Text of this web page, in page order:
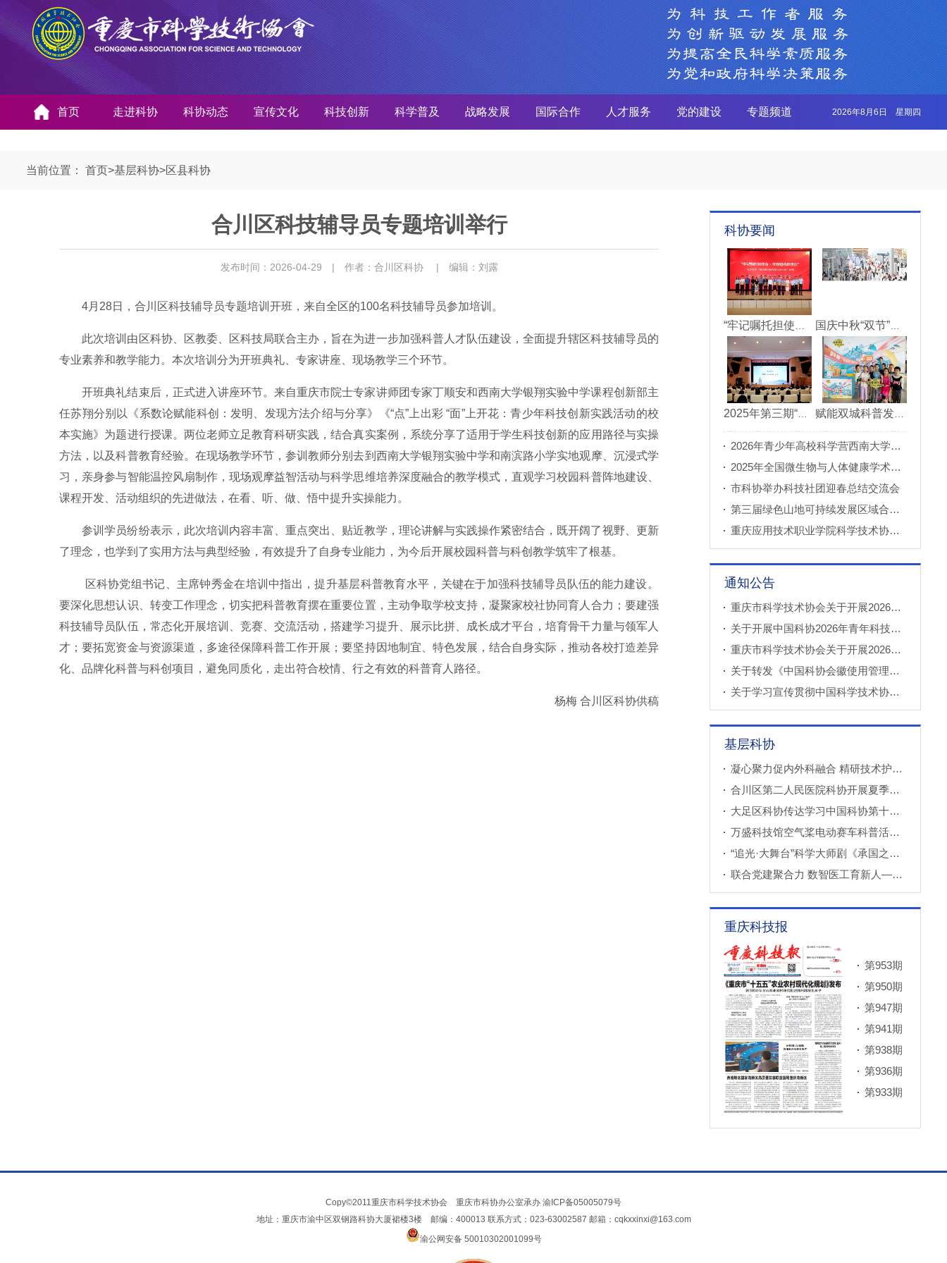
首页 走进科协 科协动态 宣传文化 科技创新 科学普及 战略发展 国际合作 人才服务 党的建设 专题频道 2026年8月6日 星期四
当前位置： 首页>基层科协>区县科协
合川区科技辅导员专题培训举行
发布时间：2026-04-29 | 作者：合川区科协 | 编辑：刘露
4月28日，合川区科技辅导员专题培训开班，来自全区的100名科技辅导员参加培训。
此次培训由区科协、区教委、区科技局联合主办，旨在为进一步加强科普人才队伍建设，全面提升辖区科技辅导员的
专业素养和教学能力。本次培训分为开班典礼、专家讲座、现场教学三个环节。
开班典礼结束后，正式进入讲座环节。来自重庆市院士专家讲师团专家丁顺安和西南大学银翔实验中学课程创新部主
任苏翔分别以《系数论赋能科创：发明、发现方法介绍与分享》《“点”上出彩 “面”上开花：青少年科技创新实践活动的校
本实施》为题进行授课。两位老师立足教育科研实践，结合真实案例，系统分享了适用于学生科技创新的应用路径与实操
方法，以及科普教育经验。在现场教学环节，参训教师分别去到西南大学银翔实验中学和南滨路小学实地观摩、沉浸式学
习，亲身参与智能温控风扇制作，现场观摩益智活动与科学思维培养深度融合的教学模式，直观学习校园科普阵地建设、
课程开发、活动组织的先进做法，在看、听、做、悟中提升实操能力。
参训学员纷纷表示，此次培训内容丰富、重点突出、贴近教学，理论讲解与实践操作紧密结合，既开阔了视野、更新
了理念，也学到了实用方法与典型经验，有效提升了自身专业能力，为今后开展校园科普与科创教学筑牢了根基。
区科协党组书记、主席钟秀金在培训中指出，提升基层科普教育水平，关键在于加强科技辅导员队伍的能力建设。
要深化思想认识、转变工作理念，切实把科普教育摆在重要位置，主动争取学校支持，凝聚家校社协同育人合力；要建强
科技辅导员队伍，常态化开展培训、竞赛、交流活动，搭建学习提升、展示比拼、成长成才平台，培育骨干力量与领军人
才；要拓宽资金与资源渠道，多途径保障科普工作开展；要坚持因地制宜、特色发展，结合自身实际，推动各校打造差异
化、品牌化科普与科创项目，避免同质化，走出符合校情、行之有效的科普育人路径。
杨梅 合川区科协供稿
科协要闻
2026年青少年高校科学营西南大学分营正式开营
2025年全国微生物与人体健康学术论坛在重庆召开
市科协举办科技社团迎春总结交流会
第三届绿色山地可持续发展区域合作国际论坛成功举办
重庆应用技术职业学院科学技术协会正式成立
通知公告
重庆市科学技术协会关于开展2026年科普创新实验室建设项目申报工作的通知
关于开展中国科协2026年青年科技人才培育工程工程师专项计划推荐工作的通知
重庆市科学技术协会关于开展2026年科技小院申报推荐工作的通知
关于转发《中国科协会徽使用管理规定》的通知
关于学习宣传贯彻中国科学技术协会第十一次全国代表大会精神的通知
基层科协
凝心聚力促内外科融合 精研技术护山城心健康——重庆市医学传播学会2026年心血管内外科联合学术会议圆满落幕
合川区第二人民医院科协开展夏季综合安全专题培训
大足区科协传达学习中国科协第十一次全国代表大会精神
万盛科技馆空气桨电动赛车科普活动进社区
“追光·大舞台”科学大师剧《承国之书》云阳、巫溪巡演成功
联合党建聚合力 数智医工育新人——重庆西部数智医疗研究院开展庆“七一”联合主题党（团）日暨正确政绩观专题学习交流活动
重庆科技报
第953期
第950期
第947期
第941期
第938期
第936期
第933期
Copy©2011重庆市科学技术协会 重庆市科协办公室承办 渝ICP备05005079号
地址：重庆市渝中区双钢路科协大厦裙楼3楼 邮编：400013 联系方式：023-63002587 邮箱：cqkxxinxi@163.com
渝公网安备 50010302001099号